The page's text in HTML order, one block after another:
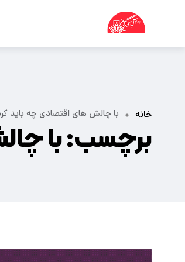
خانه با چالش های اقتصادی چه باید
برچسب:با